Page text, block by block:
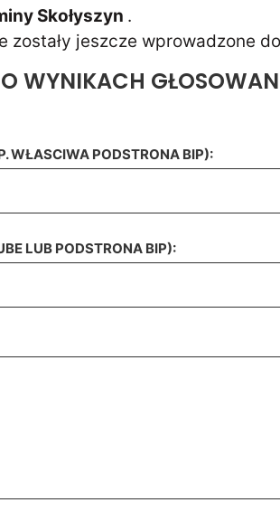
Skołyszyn .
jeszcze wprowadzone
WYNIKACH
WŁASCIWA PODSTRONA BIP):
LUB PODSTRONA BIP):